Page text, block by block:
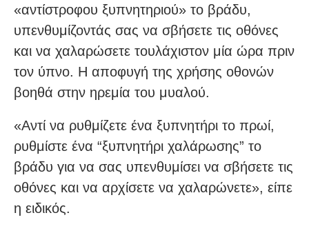
«αντίστροφου ξυπνητηριού» το βράδυ,
υπενθυμίζοντάς σας να σβήσετε τις οθόνες
και να χαλαρώσετε τουλάχιστον μία ώρα πριν
τον ύπνο. Η αποφυγή της χρήσης οθονών
βοηθά στην ηρεμία του μυαλού.
«Αντί να ρυθμίζετε ένα ξυπνητήρι το πρωί,
ρυθμίστε ένα “ξυπνητήρι χαλάρωσης” το
βράδυ για να σας υπενθυμίσει να σβήσετε τις
οθόνες και να αρχίσετε να χαλαρώνετε», είπε
η ειδικός.